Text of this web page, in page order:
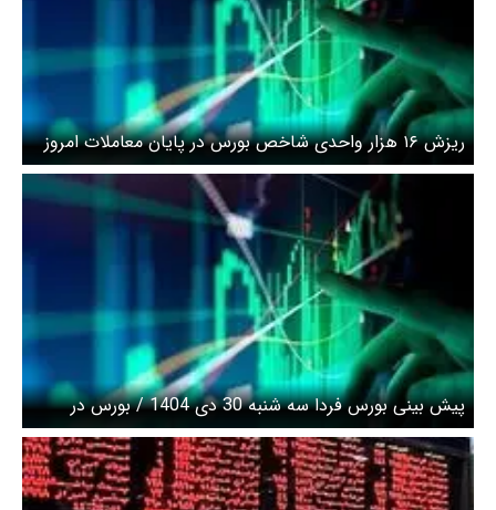
ریزش ۱۶ هزار واحدی شاخص بورس در پایان معاملات امروز
8 تیر 1405
پیش‌ بینی بورس فردا سه‌ شنبه 30 دی 1404 / بورس در
مسیری صعودی معامله می‌شود؟